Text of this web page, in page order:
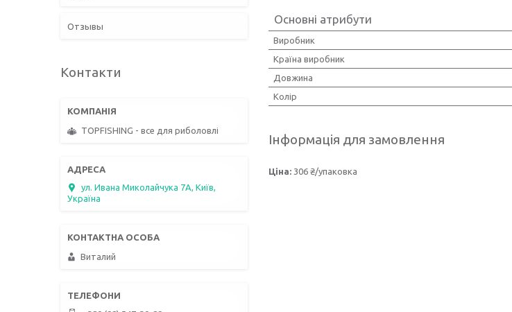
Основні атрибути
Виробник
Країна виробник
Довжина
Колір
Інформація для замовлення
Ціна: 306 ₴/упаковка
Отзывы
Контакти
TOPFISHING - все для риболовлі
ул. Ивана Миколайчука 7А, Київ,
Україна
Виталий